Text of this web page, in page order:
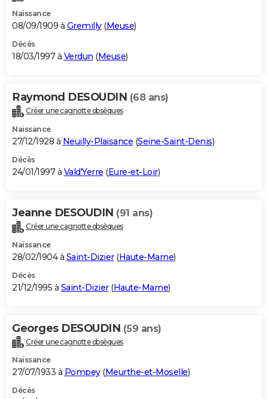
Naissance
08/09/1909 à Gremilly(Meuse)
Décès
18/03/1997 à Verdun (Meuse)
Raymond DESOUDIN (68 ans)
Créer une cagnotte obsèques
Naissance
27/12/1928 à Neuilly-Plaisance (Seine-Saint-Denis)
Décès
24/01/1997 à Vald'Yerre (Eure-et-Loir)
Jeanne DESOUDIN (91 ans)
Créer une cagnotte obsèques
Naissance
28/02/1904 à Saint-Dizier(Haute-Marne)
Décès
21/12/1995 à Saint-Dizier(Haute-Marne)
Georges DESOUDIN (59 ans)
Créer une cagnotte obsèques
Naissance
27/07/1933 à Pompey(Meurthe-et-Moselle)
Décès